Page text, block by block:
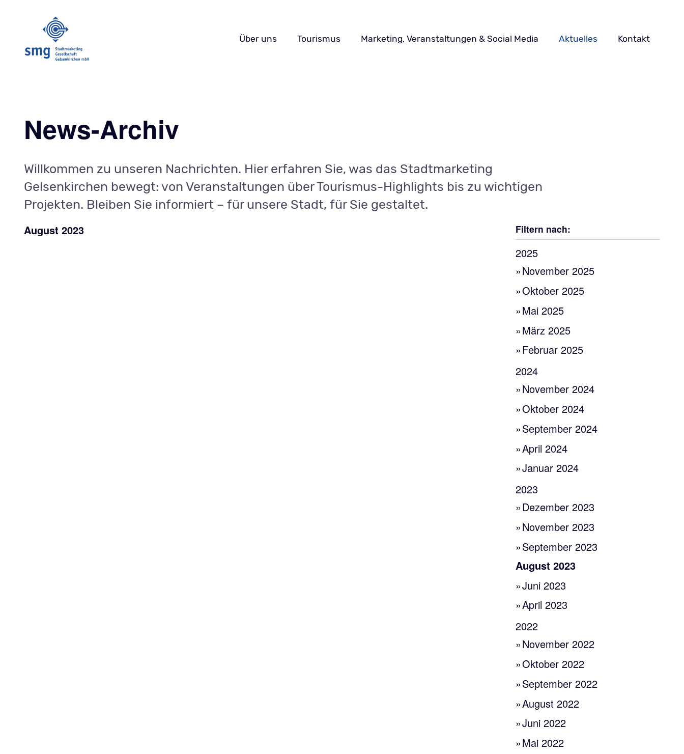
Navigation
Über uns Tourismus Marketing, Veranstaltungen & Social Media Aktuelles Kontakt
News-Archiv
Willkommen zu unseren Nachrichten. Hier erfahren Sie, was das Stadtmarketing
Gelsenkirchen bewegt: von Veranstaltungen über Tourismus-Highlights bis zu wichtigen
Projekten. Bleiben Sie informiert – für unsere Stadt, für Sie gestaltet.
August 2023
Filtern nach:
2025
November 2025
Oktober 2025
Mai 2025
März 2025
Februar 2025
2024
November 2024
Oktober 2024
September 2024
April 2024
Januar 2024
2023
Dezember 2023
November 2023
September 2023
August 2023
Juni 2023
April 2023
2022
November 2022
Oktober 2022
September 2022
August 2022
Juni 2022
Mai 2022